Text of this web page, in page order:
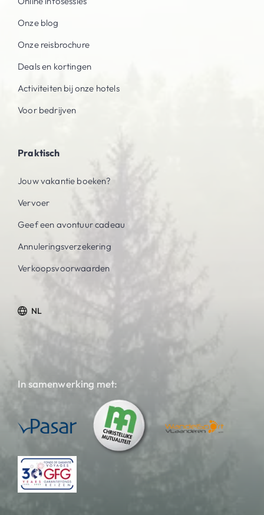
Onze blog
Onze reisbrochure
Deals en kortingen
Activiteiten bij onze hotels
Voor bedrijven
Praktisch
Jouw vakantie boeken?
Vervoer
Geef een avontuur cadeau
Annuleringsverzekering
Verkoopsvoorwaarden
NL
In samenwerking met: